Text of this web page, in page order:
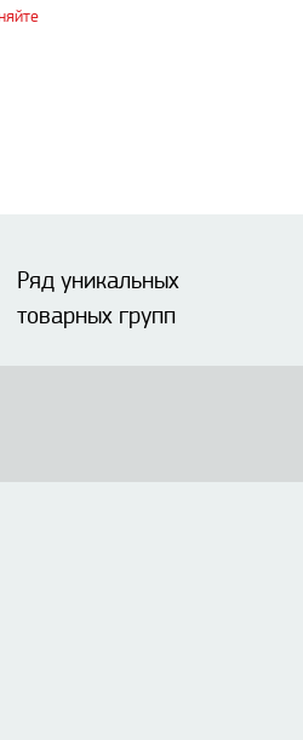
Ряд уникальных
товарных групп